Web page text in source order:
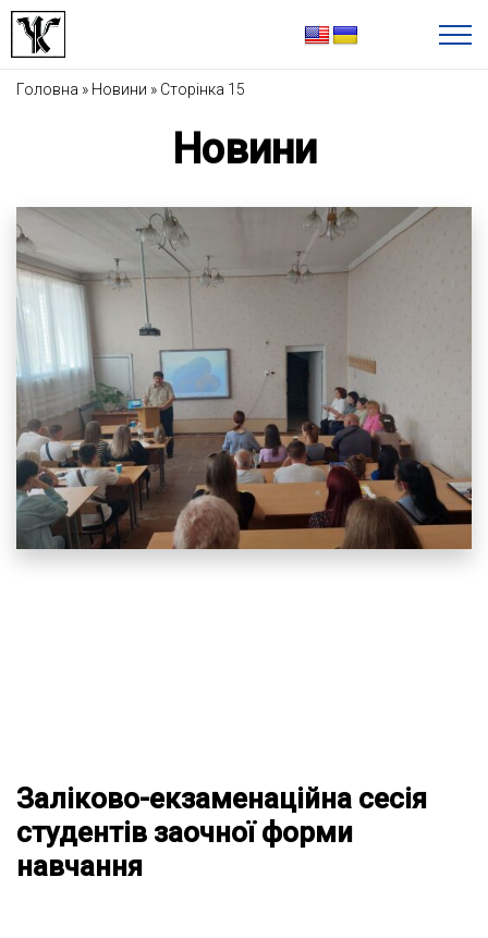
Головна » Новини » Сторінка 15
Новини
Заліково-екзаменаційна сесія
студентів заочної форми
навчання